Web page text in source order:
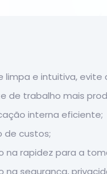
limpa e intuitiva, evite
de trabalho mais
interna eficiente;
de custos;
na rapidez para a
na segurança,